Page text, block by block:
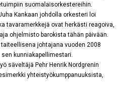
suomalaisorkestereihin.
Kankaan johdolla orkesteri loi
tavaramerkkejä ovat herkästi reagoiva,
ohjelmisto barokista tähän päivään.
johtajana vuoden 2008
kunniakapellimestari.
säveltäjä Pehr Henrik Nordgrenin
yhteistyökumppanuuksista,